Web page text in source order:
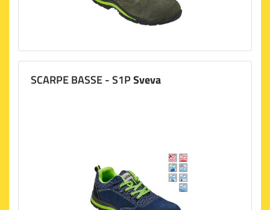
SCARPE BASSE - S1PSveva